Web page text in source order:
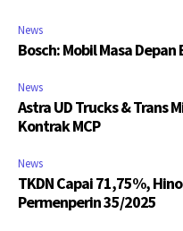
News
Bosch: Mobil Masa
News
Astra UD Trucks & Trans
Kontrak MCP
News
TKDN Capai 71,75%,
Permenperin 35/2025